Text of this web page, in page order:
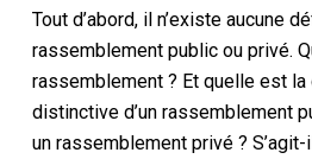
Tout d’abord, il n’existe aucune
rassemblement public ou privé.
rassemblement ? Et quelle est
distinctive d’un rassemblement
un rassemblement privé ?